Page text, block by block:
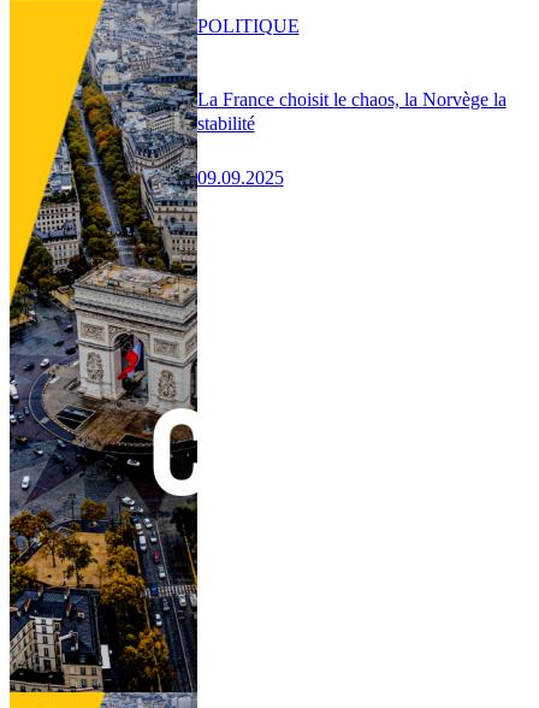
La France choisit le chaos, la Norvège la
stabilité
09.09.2025
POLITIQUE